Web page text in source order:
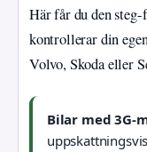
Här får du den
kontrollerar din
Volvo, Skoda eller
Bilar med 3G-